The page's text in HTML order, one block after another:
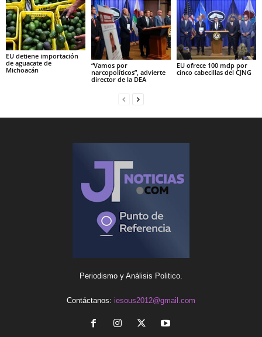
EU detiene importación
de aguacate de
Michoacán
“Vamos por
narcopolíticos”, advierte
director de la DEA
EU ofrece 100 mdp por
cinco cabecillas del CJNG
Periodismo y Análisis Politico.
Contáctanos: iesous2012@gmail.com